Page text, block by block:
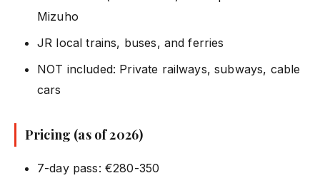
Mizuho
JR local trains, buses, and ferries
NOT included: Private railways, subways, cable
cars
Pricing (as of 2026)
7-day pass: €280-350